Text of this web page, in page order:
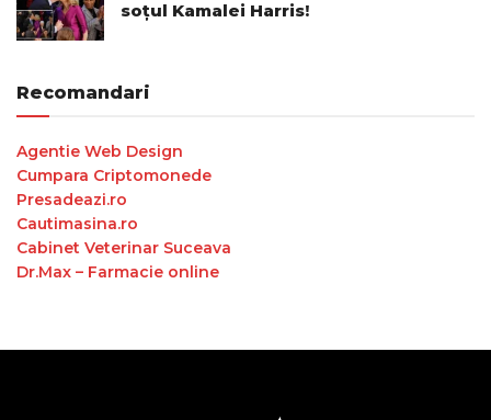
soțul Kamalei Harris!
Recomandari
Agentie Web Design
Cumpara Criptomonede
Presadeazi.ro
Cautimasina.ro
Cabinet Veterinar Suceava
Dr.Max – Farmacie online